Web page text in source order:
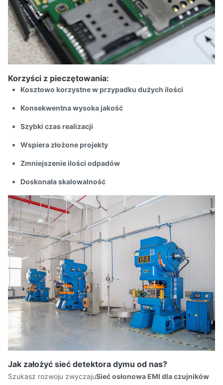
Korzyści z pieczętowania:
Kosztowo korzystne w przypadku dużych ilości
Konsekwentna wysoka jakość
Szybki czas realizacji
Wspiera złożone projekty
Zmniejszenie ilości odpadów
Doskonała skalowalność
Jak założyć sieć detektora dymu od nas?
Szukasz rozwoju zwyczajuSieć osłonowa EMI dla czujników